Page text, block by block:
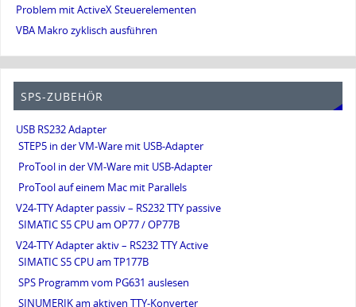
Problem mit ActiveX Steuerelementen
VBA Makro zyklisch ausführen
SPS-ZUBEHÖR
USB RS232 Adapter
STEP5 in der VM-Ware mit USB-Adapter
ProTool in der VM-Ware mit USB-Adapter
ProTool auf einem Mac mit Parallels
V24-TTY Adapter passiv – RS232 TTY passive
SIMATIC S5 CPU am OP77 / OP77B
V24-TTY Adapter aktiv – RS232 TTY Active
SIMATIC S5 CPU am TP177B
SPS Programm vom PG631 auslesen
SINUMERIK am aktiven TTY-Konverter